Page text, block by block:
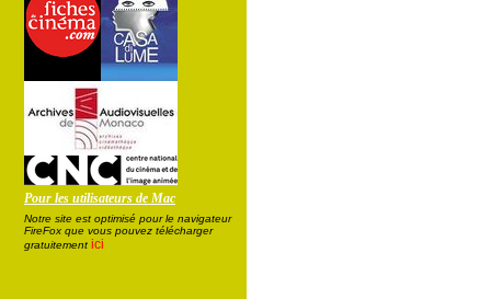
Pour les utilisateurs de Mac
Notre site est optimisé pour le navigateur
FireFox que vous pouvez télécharger
gratuitement ici